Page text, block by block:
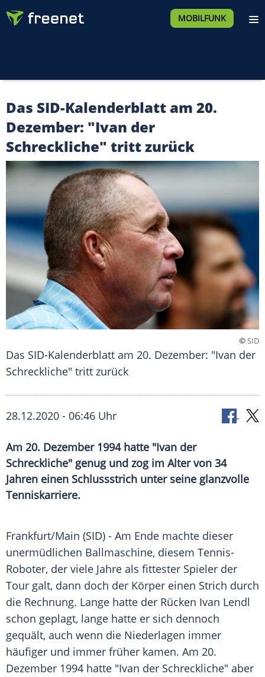
MOBILFUNK
Das SID-Kalenderblatt am 20.
Dezember: "Ivan der
Schreckliche" tritt zurück
©SID
Das SID-Kalenderblatt am 20. Dezember: "Ivan der
Schreckliche" tritt zurück
28.12.2020 - 06:46 Uhr
Am 20. Dezember 1994 hatte "Ivan der
Schreckliche" genug und zog im Alter von 34
Jahren einen Schlussstrich unter seine glanzvolle
Tenniskarriere.
Frankfurt/Main (SID) - Am Ende machte dieser
unermüdlichen Ballmaschine, diesem Tennis-
Roboter, der viele Jahre als fittester Spieler der
Tour galt, dann doch der Körper einen Strich durch
die Rechnung. Lange hatte der Rücken Ivan Lendl
schon geplagt, lange hatte er sich dennoch
gequält, auch wenn die Niederlagen immer
häufiger und immer früher kamen. Am 20.
Dezember 1994 hatte "Ivan der Schreckliche" aber